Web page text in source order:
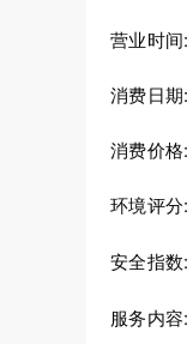
营业时间:
消费日期:
消费价格:
环境评分:
安全指数:
服务内容: